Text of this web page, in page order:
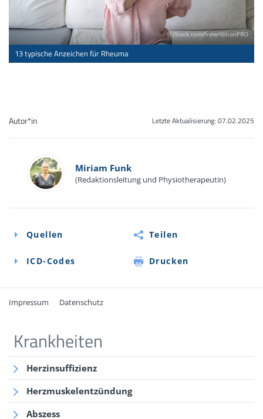
© iStock.com/InnerVisionPRO
13 typische Anzeichen für Rheuma
Letzte Aktualisierung: 07.02.2025
Autor*in
Miriam Funk
(Redaktionsleitung und Physiotherapeutin)
Quellen Teilen
ICD-Codes Drucken
Impressum Datenschutz
Quellen
Leitlinien der Deutschen Gesellschaft für
Rheumatologie und Klinische Immunologie e.V.
(DGRh): Axiale Spondyloarthritis inklusive Morbus
Bechterew und Frühformen: AWMF-Leitlinien Register
Nummer: 060/003:
ICD-Codes
M46.1
Krankheiten
Herzinsuffizienz
Herzmuskelentzündung
Abszess